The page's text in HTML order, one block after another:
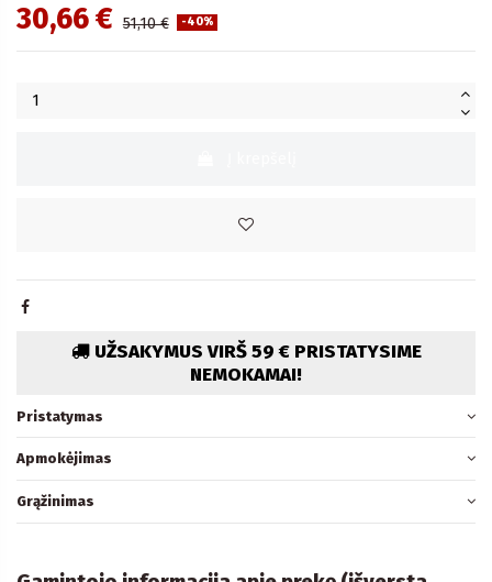
30,66 € 51,10 € -40%
UŽSAKYMUS VIRŠ 59 € PRISTATYSIME
NEMOKAMAI!
Pristatymas
Apmokėjimas
Grąžinimas